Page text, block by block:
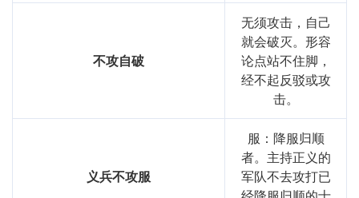
不攻自破
无须攻击，自己
就会破灭。形容
论点站不住脚，
经不起反驳或攻
击。
义兵不攻服
服：降服归顺
者。主持正义的
军队不去攻打已